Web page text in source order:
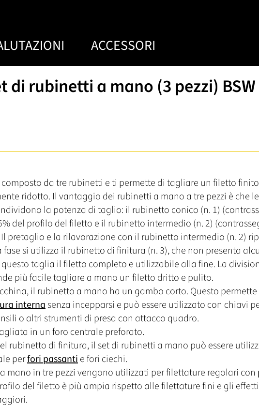
ACCESSORI
di rubinetti a mano (3 pezzi)
da tre rubinetti e ti permette di tagliare un filetto
ridotto. Il vantaggio dei rubinetti a mano a tre pezzi è che le
la potenza di taglio: il rubinetto conico (n. 1)
del profilo del filetto e il rubinetto intermedio (n. 2)
pretaglio e la rilavorazione con il rubinetto intermedio (n. 2)
si utilizza il rubinetto di finitura (n. 3), che non presenta
taglia il filetto completo e utilizzabile alla fine. La
più facile tagliare a mano un filetto dritto e pulito.
il rubinetto a mano ha un gambo corto. Questo permette
internasenza incepparsi e può essere utilizzato con chiavi
o altri strumenti di presa con attacco quadro.
in un foro centrale preforato.
rubinetto di finitura, il set di rubinetti a mano può essere
perfori passantie fori ciechi.
mano in tre pezzi vengono utilizzati per filettature regolari con
del filetto è più ampia rispetto alle filettature fini e gli